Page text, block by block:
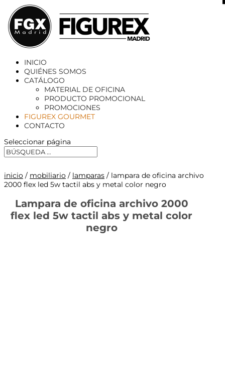
INICIO
QUIÉNES SOMOS
CATÁLOGO
MATERIAL DE OFICINA
PRODUCTO PROMOCIONAL
PROMOCIONES
FIGUREX GOURMET
CONTACTO
Seleccionar página
inicio / mobiliario / lamparas / lampara de oficina archivo
2000 flex led 5w tactil abs y metal color negro
Lampara de oficina archivo 2000
flex led 5w tactil abs y metal color
negro